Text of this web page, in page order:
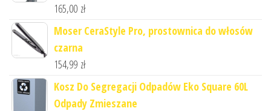
165,00 zł
Moser CeraStyle Pro, prostownica do włosów
czarna
154,99 zł
Kosz Do Segregacji Odpadów Eko Square 60L
Odpady Zmieszane